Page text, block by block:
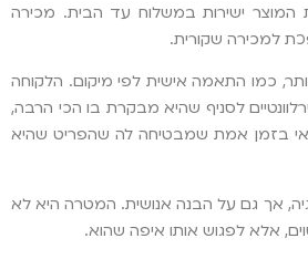
המוצר ישירות במשלוח עד הבית. מכירה
למכירה שקורית.
כמו התאמה אישית לפי מיקום. הלקוחה
לסניף שהיא מבקרת בו הכי הרבה,
בזמן אמת שמבטיחה לה שהפריט שהיא
אך גם על הבנה אנושית. המטרה היא לא
אלא לפגוש אותו איפה שהוא.